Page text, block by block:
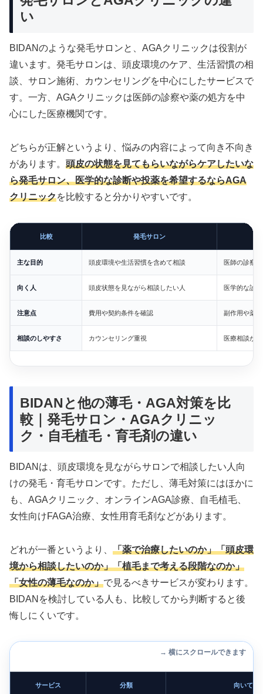
い
BIDANのような発毛サロンと、AGAクリニックは役割が
違います。発毛サロンは、頭皮環境のケア、生活習慣の相
談、サロン施術、カウンセリングを中心にしたサービスで
す。一方、AGAクリニックは医師の診察や薬の処方を中
心にした医療機関です。
どちらが正解というより、悩みの内容によって向き不向き
があります。 頭皮の状態を見てもらいながらケアしたいな
ら発毛サロン、医学的な診断や投薬を希望するならAGA
クリニックを比較すると分かりやすいです。
比較 発毛サロン
主な目的 頭皮環境や生活習慣を含めて相談 医師の診察
向く人 頭皮状態を見ながら相談したい人 医学的な診
注意点 費用や契約条件を確認 副作用や薬
相談のしやすさ カウンセリング重視 医療相談が
BIDANと他の薄毛・AGA対策を比
較｜発毛サロン・AGAクリニッ
ク・自毛植毛・育毛剤の違い
BIDANは、頭皮環境を見ながらサロンで相談したい人向
けの発毛・育毛サロンです。ただし、薄毛対策にはほかに
も、AGAクリニック、オンラインAGA診療、自毛植毛、
女性向けFAGA治療、女性用育毛剤などがあります。
どれが一番というより、 「薬で治療したいのか」「頭皮環
境から相談したいのか」「植毛まで考える段階なのか」
「女性の薄毛なのか」で見るべきサービスが変わります。
BIDANを検討している人も、比較してから判断すると後
悔しにくいです。
→ 横にスクロールできます
サービス 分類 向いてい